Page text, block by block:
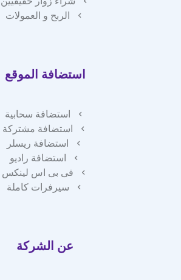
الربح و العمولات
استضافة الموقع
استضافة سحابية
استضافة مشتركة
استضافة ريسلر
استضافة راديو
فى بى اس لينكس
سيرفرات كاملة
عن الشركة